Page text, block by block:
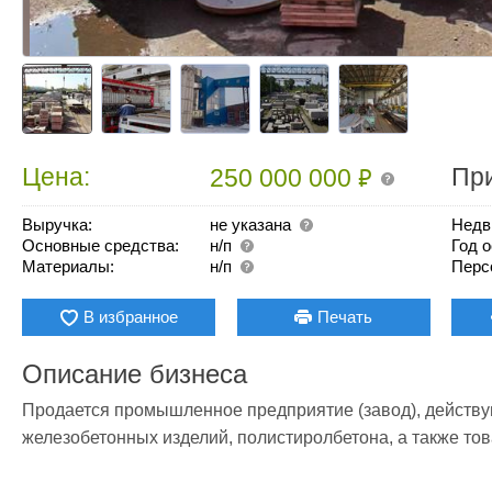
Цена: 250 000 000₽
Выручка:
не указана
Основные средства:
н/п
Материалы:
н/п
Год
В избранное Печать
Описание бизнеса
Продается промышленное предприятие (завод),
железобетонных изделий, полистиролбетона, а также